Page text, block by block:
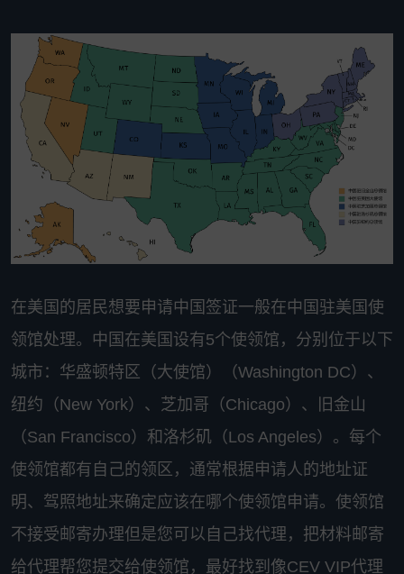
在美国的居民想要申请中国签证一般在中国驻美国使
领馆处理。中国在美国设有5个使领馆，分别位于以下
城市：华盛顿特区（大使馆）（Washington DC）、
纽约（New York）、芝加哥（Chicago）、旧金山
（San Francisco）和洛杉矶（Los Angeles）。每个
使领馆都有自己的领区，通常根据申请人的地址证
明、驾照地址来确定应该在哪个使领馆申请。使领馆
不接受邮寄办理但是您可以自己找代理，把材料邮寄
给代理帮您提交给使领馆，最好找到像CEV VIP代理